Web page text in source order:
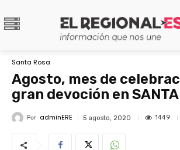
Santa Rosa
Agosto, mes de
gran devoción en SANTA
Por adminERE 5 agosto, 2020 1449